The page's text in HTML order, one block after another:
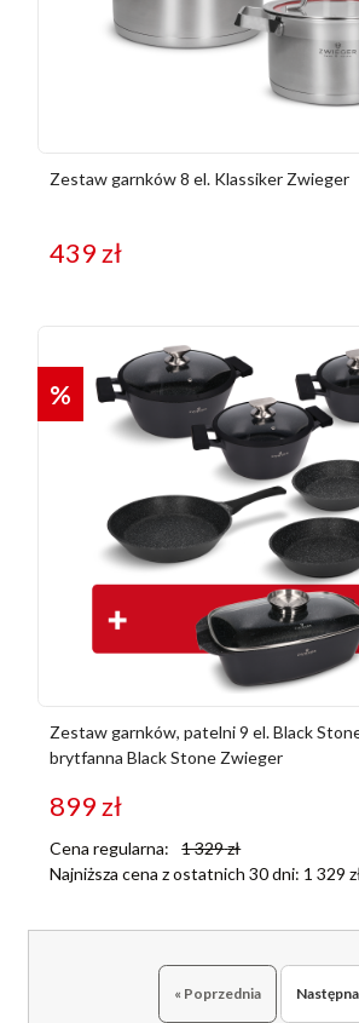
Zestaw garnków 8 el. Klassiker Zwieger
439zł
%
Zestaw garnków, patelni 9 el. Black
brytfanna Black Stone Zwieger
899zł
Cena regularna: 1 329zł
Najniższa cena z ostatnich 30 dni: 1 329
« Poprzednia Następna